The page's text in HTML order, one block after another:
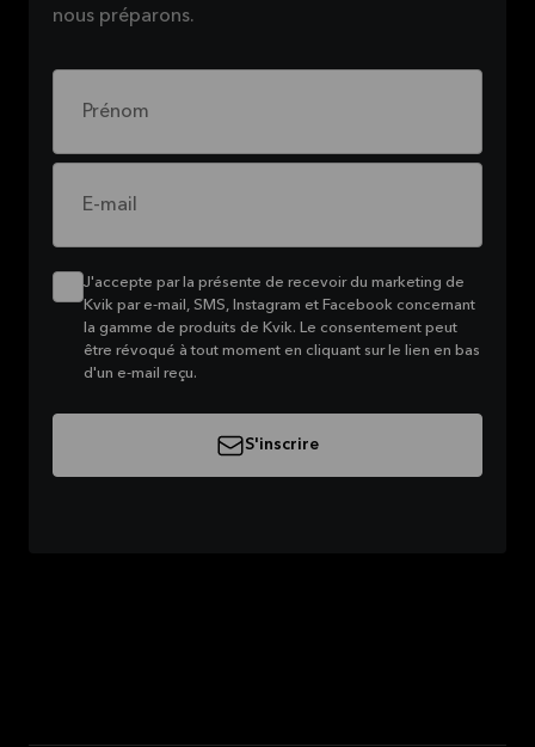
nous préparons.
Prénom
E-mail
J'accepte par la présente de recevoir du marketing de
Kvik par e-mail, SMS, Instagram et Facebook concernant
la gamme de produits de Kvik. Le consentement peut
être révoqué à tout moment en cliquant sur le lien en bas
d'un e-mail reçu.
S'inscrire